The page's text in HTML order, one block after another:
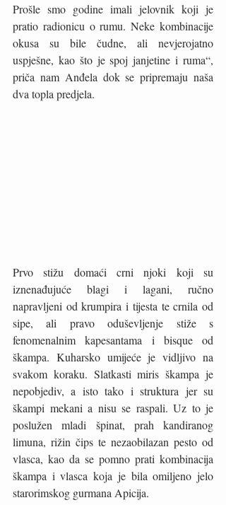
Prošle smo godine imali jelovnik koji je
pratio radionicu o rumu. Neke kombinacije
okusa su bile čudne, ali nevjerojatno
uspješne, kao što je spoj janjetine i ruma“,
priča nam Anđela dok se pripremaju naša
dva topla predjela.
Prvo stižu domaći crni njoki koji su
iznenađujuće blagi i lagani, ručno
napravljeni od krumpira i tijesta te crnila od
sipe, ali pravo oduševljenje stiže s
fenomenalnim kapesantama i bisque od
škampa. Kuharsko umijeće je vidljivo na
svakom koraku. Slatkasti miris škampa je
nepobjediv, a isto tako i struktura jer su
škampi mekani a nisu se raspali. Uz to je
poslužen mladi špinat, prah kandiranog
limuna, rižin čips te nezaobilazan pesto od
vlasca, kao da se pomno prati kombinacija
škampa i vlasca koja je bila omiljeno jelo
starorimskog gurmana Apicija.